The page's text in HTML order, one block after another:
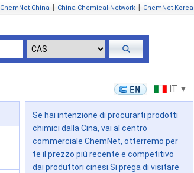
ChemNet China China Chemical Network ChemNet Korea
IT ▼
Se hai intenzione di procurarti prodotti
chimici dalla Cina, vai al centro
commerciale ChemNet, otterremo per
te il prezzo più recente e competitivo
dai produttori cinesi.Si prega di visitare